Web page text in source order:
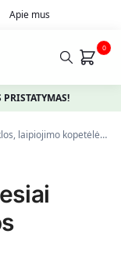
Apie mus
0
laipiojimo kopetėlės